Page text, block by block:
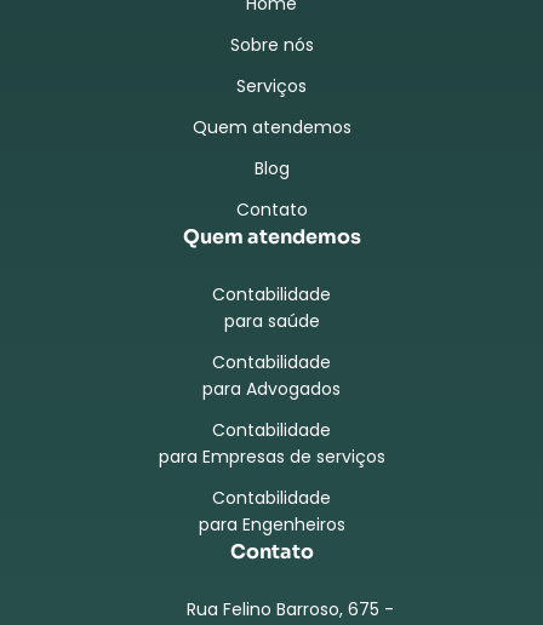
Sobre nós
Serviços
Quem atendemos
Blog
Contato
Quem atendemos
Contabilidade
para saúde
Contabilidade
para Advogados
Contabilidade
para Empresas de serviços
Contabilidade
para Engenheiros
Contato
Rua Felino Barroso, 675 -